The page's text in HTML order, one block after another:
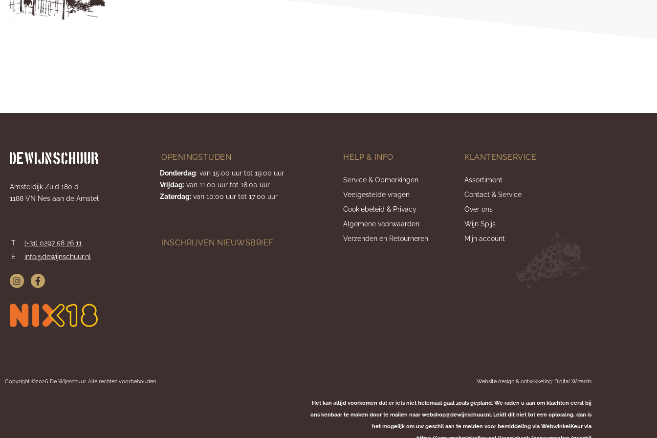
Amsteldijk Zuid 180 d
1188 VN Nes aan de Amstel
T
(+31) 0297 58 26 11
E
info@dewijnschuur.nl
OPENINGSTIJDEN
Donderdag: van 15:00 uur tot 19:00 uur
Vrijdag: van 11:00 uur tot 18:00 uur
Zaterdag: van 10:00 uur tot 17:00 uur
INSCHRIJVEN NIEUWSBRIEF
HELP & INFO
Service & Opmerkingen
Veelgestelde vragen
Cookiebeleid & Privacy
Algemene voorwaarden
Verzenden en Retourneren
KLANTENSERVICE
Assortiment
Contact & Service
Over ons
Wijn Spijs
Mijn account
Copyright ©2026 De Wijnschuur. Alle rechten voorbehouden. Website design & ontwikkeling: Digital Wizards
Het kan altijd voorkomen dat er iets niet helemaal gaat zoals gepland. We raden u aan om klachten eerst bij
ons kenbaar te maken door te mailen naar webshop@dewijnschuur.nl. Leidt dit niet tot een oplossing, dan is
het mogelijk om uw geschil aan te melden voor bemiddeling via WebwinkelKeur via